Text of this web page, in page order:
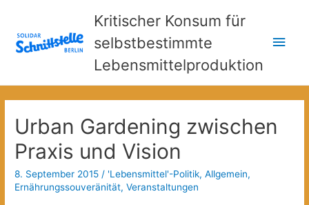
Kritischer Konsum für
selbstbestimmte
Lebensmittelproduktion
Urban Gardening zwischen
Praxis und Vision
8. September 2015 / 'Lebensmittel'-Politik,Allgemein,
Ernährungssouveränität,Veranstaltungen